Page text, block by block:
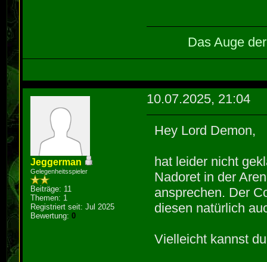
Das Auge
Jeggerman
Gelegenheitsspieler
Beiträge: 11
Themen: 1
Registriert seit: Jul 2025
Bewertung:0
10.07.2025, 21:04
Hey Lord Demon,
hat leider nicht
Nadoret in der
ansprechen. Der
diesen natürlich
Vielleicht kannst